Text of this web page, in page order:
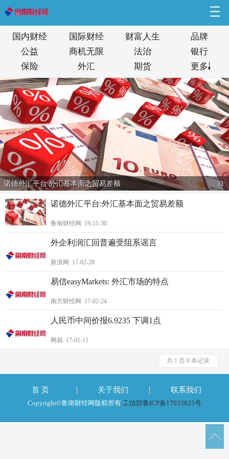
国内财经 国际财经 财富人生
品牌
公益
商机无限 法治
银行
保险
外汇 期货 更多
诺德外汇平台:外汇基本面之贸易差额 /1
诺德外汇平台:外汇基本面之贸易差额
鲁南财经网 19-11-30
外企利润汇回普遍受阻系谣言
新浪网 17-02-28
易信easyMarkets: 外汇市场的特点
南方财经网 17-02-24
人民币中间价报6.9235 下调1点
网易 17-01-11
共 1 页/4 条记录
首 页 关于我们 联系我们
Copyright©鲁南财经网版权所有 工信部鲁ICP备17033825号